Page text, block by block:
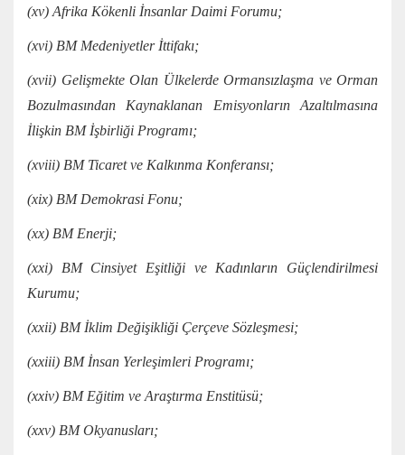
(xv) Afrika Kökenli İnsanlar Daimi Forumu;
(xvi) BM Medeniyetler İttifakı;
(xvii) Gelişmekte Olan Ülkelerde Ormansızlaşma ve Orman
Bozulmasından Kaynaklanan Emisyonların Azaltılmasına
İlişkin BM İşbirliği Programı;
(xviii) BM Ticaret ve Kalkınma Konferansı;
(xix) BM Demokrasi Fonu;
(xx) BM Enerji;
(xxi) BM Cinsiyet Eşitliği ve Kadınların Güçlendirilmesi
Kurumu;
(xxii) BM İklim Değişikliği Çerçeve Sözleşmesi;
(xxiii) BM İnsan Yerleşimleri Programı;
(xxiv) BM Eğitim ve Araştırma Enstitüsü;
(xxv) BM Okyanusları;